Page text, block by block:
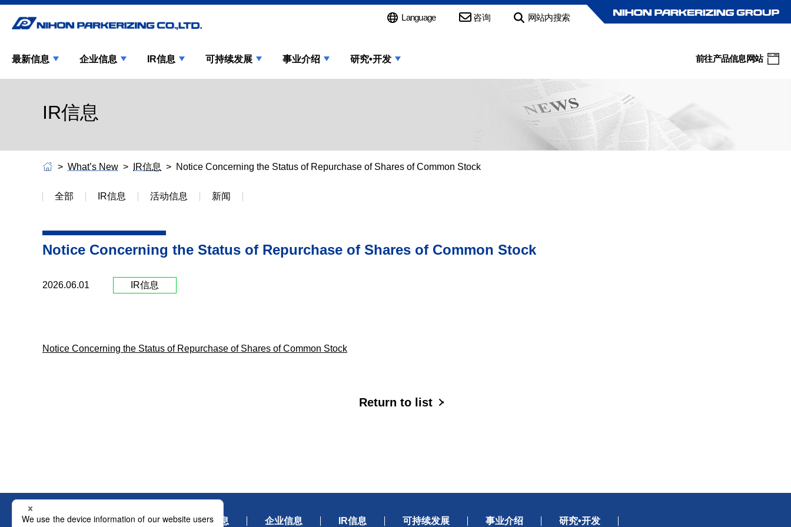
Language 咨询 网站内搜索
最新信息 企业信息 IR信息 可持续发展 事业介绍 研究•开发 前往产品信息网站
IR信息
What’s New IR信息 Notice Concerning the Status of Repurchase of Shares of Common Stock
全部 IR信息 活动信息 新闻
Notice Concerning the Status of Repurchase of Shares of Common Stock
2026.06.01 IR信息
Notice Concerning the Status of Repurchase of Shares of Common Stock
Return to list
最新信息 企业信息 IR信息 可持续发展 事业介绍 研究•开发